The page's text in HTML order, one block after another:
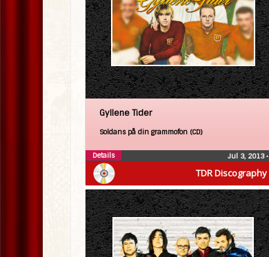
TDR Discography
Gyllene Tider
Soldans på din grammofon (CD)
Jul 3, 2013•
Details